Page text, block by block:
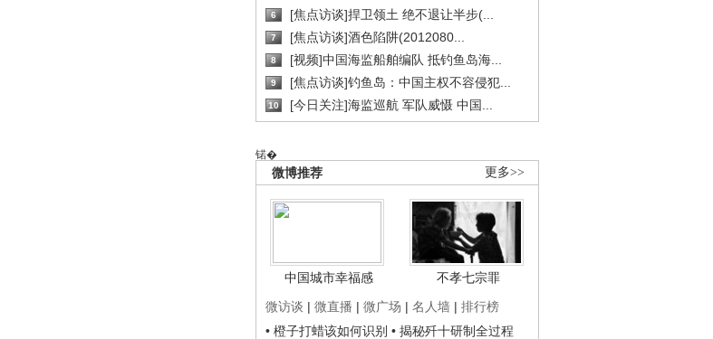
6 [焦点访谈]捍卫领土 绝不退让半步(...
7 [焦点访谈]酒色陷阱(2012080...
8 [视频]中国海监船舶编队 抵钓鱼岛海...
9 [焦点访谈]钓鱼岛：中国主权不容侵犯...
10 [今日关注]海监巡航 军队威慑 中国...
锘�
更多>>
微博推荐
中国城市幸福感
不孝七宗罪
微访谈 | 微直播 | 微广场 | 名人墙 | 排行榜
• 橙子打蜡该如何识别 • 揭秘歼十研制全过程